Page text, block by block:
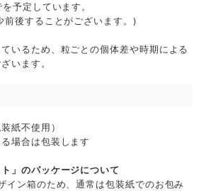
予定しています。
前後することがございます。)
いるため、粒ごとの個体差や時期による
います。
紙不使用）
場合は包装します
」のパッケージについて
イン箱のため、通常は包装紙でのお包み